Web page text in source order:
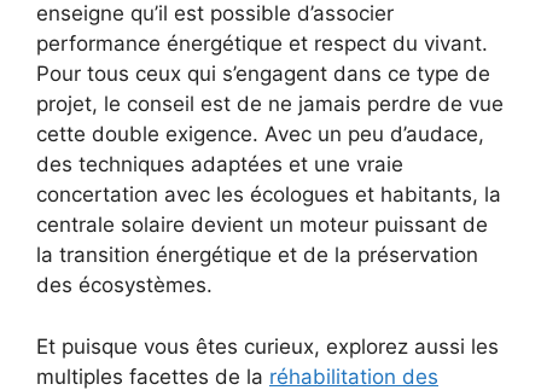
enseigne qu’il est possible d’associer
performance énergétique et respect du vivant.
Pour tous ceux qui s’engagent dans ce type de
projet, le conseil est de ne jamais perdre de vue
cette double exigence. Avec un peu d’audace,
des techniques adaptées et une vraie
concertation avec les écologues et habitants, la
centrale solaire devient un moteur puissant de
la transition énergétique et de la préservation
des écosystèmes.
Et puisque vous êtes curieux, explorez aussi les
multiples facettes de la réhabilitation des